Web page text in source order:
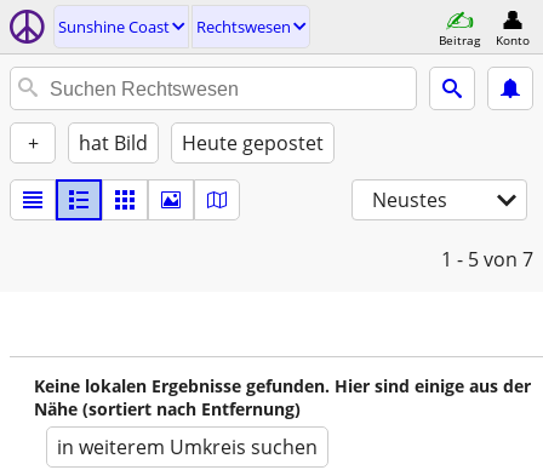
Sunshine Coast Rechtswesen
Beitrag Konto
+ hat Bild Heute gepostet
Neustes
1 - 5von 7
Keine lokalen Ergebnisse gefunden. Hier sind einige aus der
Nähe (sortiert nach Entfernung)
in weiterem Umkreis suchen